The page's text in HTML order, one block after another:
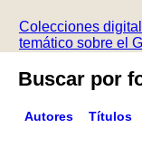
Colecciones
temático sobre el
Buscar por
Autores Títulos